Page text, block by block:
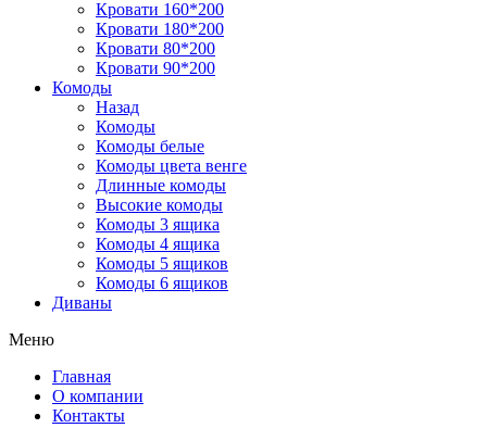
Кровати 160*200
Кровати 180*200
Кровати 80*200
Кровати 90*200
Комоды
Назад
Комоды
Комоды белые
Комоды цвета венге
Длинные комоды
Высокие комоды
Комоды 3 ящика
Комоды 4 ящика
Комоды 5 ящиков
Комоды 6 ящиков
Диваны
Меню
Главная
О компании
Контакты